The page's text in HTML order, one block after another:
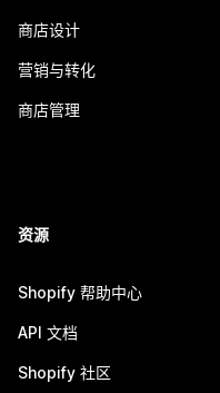
商店设计
营销与转化
商店管理
资源
Shopify 帮助中心
API 文档
Shopify 社区